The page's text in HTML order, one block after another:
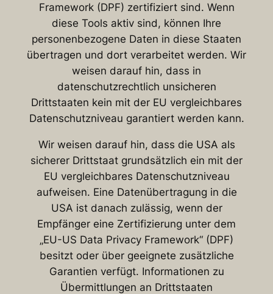
Framework (DPF) zertifiziert sind. Wenn
diese Tools aktiv sind, können Ihre
personenbezogene Daten in diese Staaten
übertragen und dort verarbeitet werden. Wir
weisen darauf hin, dass in
datenschutzrechtlich unsicheren
Drittstaaten kein mit der EU vergleichbares
Datenschutzniveau garantiert werden kann.
Wir weisen darauf hin, dass die USA als
sicherer Drittstaat grundsätzlich ein mit der
EU vergleichbares Datenschutzniveau
aufweisen. Eine Datenübertragung in die
USA ist danach zulässig, wenn der
Empfänger eine Zertifizierung unter dem
„EU-US Data Privacy Framework“ (DPF)
besitzt oder über geeignete zusätzliche
Garantien verfügt. Informationen zu
Übermittlungen an Drittstaaten